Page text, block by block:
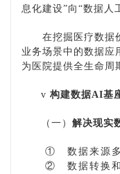
息化建设”向“数据人
在挖掘医疗数据
业务场景中的数据应
为医院提供全生命周
v 构建数据AI基
（一） 解决现实
① 数据来源
② 数据转换